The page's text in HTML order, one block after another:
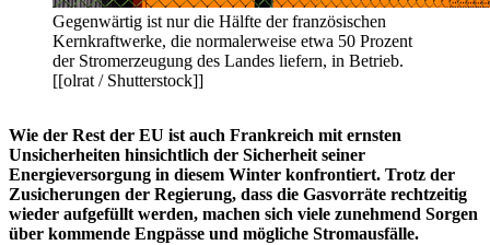
Gegenwärtig ist nur die Hälfte der französischen
Kernkraftwerke, die normalerweise etwa 50 Prozent
der Stromerzeugung des Landes liefern, in Betrieb.
[[olrat / Shutterstock]]
Wie der Rest der EU ist auch Frankreich mit ernsten
Unsicherheiten hinsichtlich der Sicherheit seiner
Energieversorgung in diesem Winter konfrontiert. Trotz der
Zusicherungen der Regierung, dass die Gasvorräte rechtzeitig
wieder aufgefüllt werden, machen sich viele zunehmend Sorgen
über kommende Engpässe und mögliche Stromausfälle.